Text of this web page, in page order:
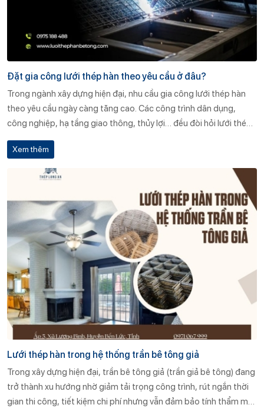
Đặt gia công lưới thép hàn theo yêu cầu ở đâu?
Trong ngành xây dựng hiện đại, nhu cầu gia công lưới thép hàn
theo yêu cầu ngày càng tăng cao. Các công trình dân dụng,
công nghiệp, hạ tầng giao thông, thủy lợi… đều đòi hỏi lưới thép
hàn đúng kích thước, quy cách, tiêu chuẩn kỹ thuật để đảm bảo
chất lượng thi công, độ an toàn và tuổi thọ công trình. Tuy nhiên,
đặt gia công lưới thép hàn theo yêu cầu ở đâu uy tín? Làm sao để
chọn được đơn vị sản xuất lưới thép chất lượng cao, giá cả cạnh
Xem thêm
Lưới thép hàn trong hệ thống trần bê tông giả
Trong xây dựng hiện đại, trần bê tông giả (trần giả bê tông) đang
trở thành xu hướng nhờ giảm tải trọng công trình, rút ngắn thời
gian thi công, tiết kiệm chi phí nhưng vẫn đảm bảo tính thẩm mỹ